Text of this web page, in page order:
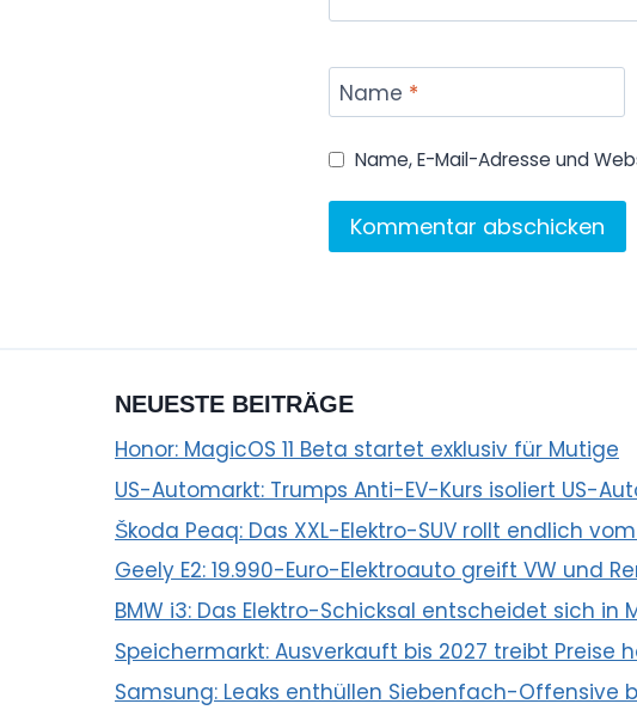
Name *
Name, E-Mail-Adresse und
NEUESTE BEITRÄGE
Honor: MagicOS 11 Beta startet exklusiv für Mutige
US-Automarkt: Trumps Anti-EV-Kurs isoliert US-
Škoda Peaq: Das XXL-Elektro-SUV rollt endlich
Geely E2: 19.990-Euro-Elektroauto greift VW und
BMW i3: Das Elektro-Schicksal entscheidet sich in
Speichermarkt: Ausverkauft bis 2027 treibt Preise
Samsung: Leaks enthüllen Siebenfach-Offensive